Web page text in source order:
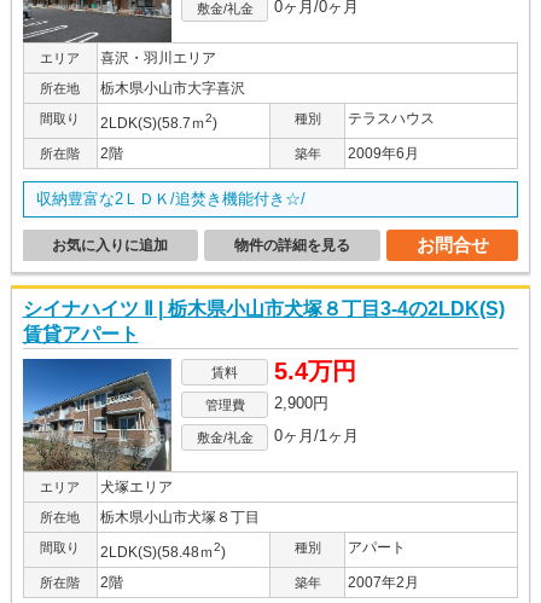
敷金/礼金 0ヶ月/0ヶ月
エリア 喜沢・羽川エリア
所在地 栃木県小山市大字喜沢
間取り 2LDK(S)(58.7ｍ2) 種別 テラスハウス
所在階 2階 築年 2009年6月
収納豊富な2ＬＤＫ/追焚き機能付き☆/
お問合せ
物件の詳細を見る
お気に入りに追加
シイナハイツ Ⅱ | 栃木県小山市犬塚８丁目3-4の2LDK(S)
賃貸アパート
賃料 5.4万円
管理費 2,900円
敷金/礼金 0ヶ月/1ヶ月
エリア 犬塚エリア
所在地 栃木県小山市犬塚８丁目
間取り 2LDK(S)(58.48ｍ2) 種別 アパート
所在階 2階 築年 2007年2月